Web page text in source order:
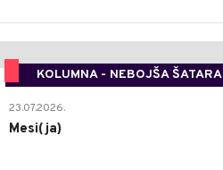
KOLUMNA - NEBOJŠA ŠATARA
23.07.2026.
Mesi(ja)